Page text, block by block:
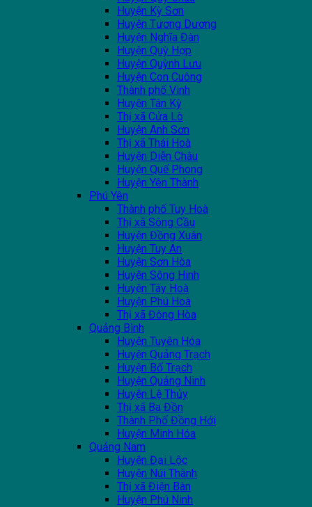
Huyện Kỳ Sơn
Huyện Tương Dương
Huyện Nghĩa Đàn
Huyện Quỳ Hợp
Huyện Quỳnh Lưu
Huyện Con Cuông
Thành phố Vinh
Huyện Tân Kỳ
Thị xã Cửa Lò
Huyện Anh Sơn
Thị xã Thái Hoà
Huyện Diễn Châu
Huyện Quế Phong
Huyện Yên Thành
Phú Yên
Thành phố Tuy Hoà
Thị xã Sông Cầu
Huyện Đồng Xuân
Huyện Tuy An
Huyện Sơn Hòa
Huyện Sông Hinh
Huyện Tây Hoà
Huyện Phú Hoà
Thị xã Đông Hòa
Quảng Bình
Huyện Tuyên Hóa
Huyện Quảng Trạch
Huyện Bố Trạch
Huyện Quảng Ninh
Huyện Lệ Thủy
Thị xã Ba Đồn
Thành Phố Đồng Hới
Huyện Minh Hóa
Quảng Nam
Huyện Đại Lộc
Huyện Núi Thành
Thị xã Điện Bàn
Huyện Phú Ninh